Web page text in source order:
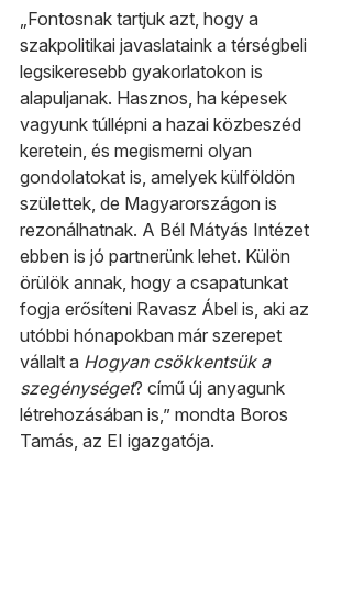
„Fontosnak tartjuk azt, hogy a
szakpolitikai javaslataink a térségbeli
legsikeresebb gyakorlatokon is
alapuljanak. Hasznos, ha képesek
vagyunk túllépni a hazai közbeszéd
keretein, és megismerni olyan
gondolatokat is, amelyek külföldön
születtek, de Magyarországon is
rezonálhatnak. A Bél Mátyás Intézet
ebben is jó partnerünk lehet. Külön
örülök annak, hogy a csapatunkat
fogja erősíteni Ravasz Ábel is, aki az
utóbbi hónapokban már szerepet
vállalt a Hogyan csökkentsük a
szegénységet? című új anyagunk
létrehozásában is,” mondta Boros
Tamás, az EI igazgatója.